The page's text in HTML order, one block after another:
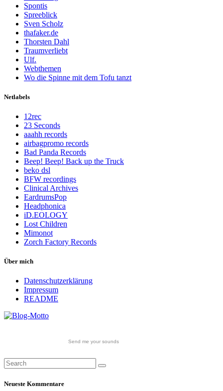
Spontis
Spreeblick
Sven Scholz
thafaker.de
Thorsten Dahl
Traumverliebt
Ulf.
Webthemen
Wo die Spinne mit dem Tofu tanzt
Netlabels
12rec
23 Seconds
aaahh records
airbagpromo records
Bad Panda Records
Beep! Beep! Back up the Truck
beko dsl
BFW recordings
Clinical Archives
EardrumsPop
Headphonica
iD.EOLOGY
Lost Children
Mimonot
Zorch Factory Records
Über mich
Datenschutzerklärung
Impressum
README
Send me your sounds
Neueste Kommentare